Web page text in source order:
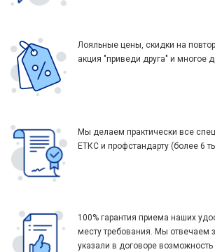
Лояльные цены, скидки на
акция "приведи друга" и многое
Мы делаем практически все
ЕТКС и профстандарту (более 6
100% гарантия приема наших
месту требования. Мы отвечаем
указали в договоре возможность